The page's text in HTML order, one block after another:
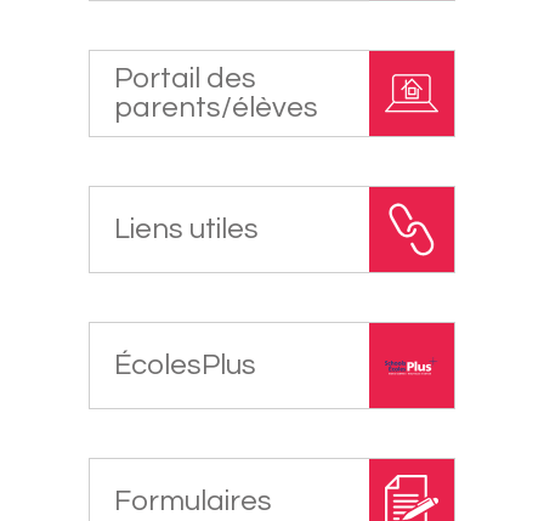
Portail des
parents/élèves
Liens utiles
ÉcolesPlus
Formulaires